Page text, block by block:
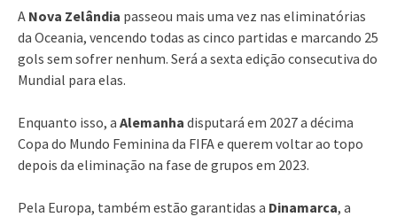
A Nova Zelândia passeou mais uma vez nas eliminatórias
da Oceania, vencendo todas as cinco partidas e marcando 25
gols sem sofrer nenhum. Será a sexta edição consecutiva do
Mundial para elas.
Enquanto isso, a Alemanha disputará em 2027 a décima
Copa do Mundo Feminina da FIFA e querem voltar ao topo
depois da eliminação na fase de grupos em 2023.
Pela Europa, também estão garantidas a Dinamarca, a